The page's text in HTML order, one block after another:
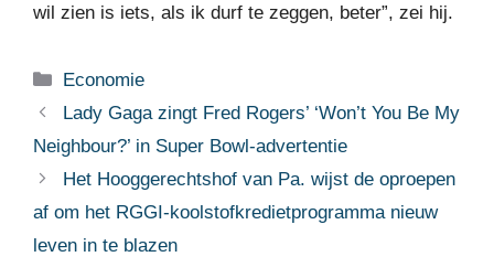
wil zien is iets, als ik durf te zeggen, beter”, zei hij.
Categorieën
Economie
Lady Gaga zingt Fred Rogers’ ‘Won’t You Be My
Neighbour?’ in Super Bowl-advertentie
Het Hooggerechtshof van Pa. wijst de oproepen
af ​​om het RGGI-koolstofkredietprogramma nieuw
leven in te blazen